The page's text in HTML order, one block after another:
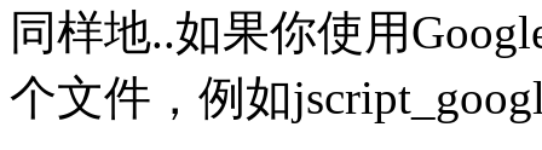
同样地..如果你使用
个文件，例如